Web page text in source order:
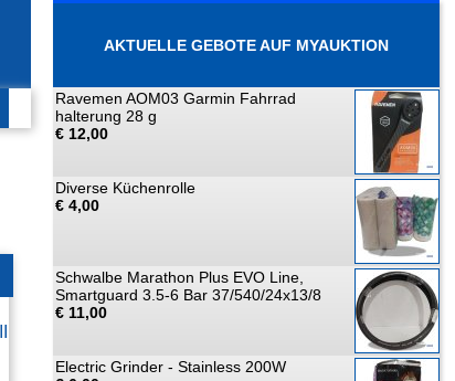
AKTUELLE GEBOTE AUF MYAUKTION
Ravemen AOM03 Garmin Fahrrad
halterung 28 g
€ 12,00
Diverse Küchenrolle
€ 4,00
Schwalbe Marathon Plus EVO Line,
Smartguard 3.5-6 Bar 37/540/24x13/8
€ 11,00
Electric Grinder - Stainless 200W